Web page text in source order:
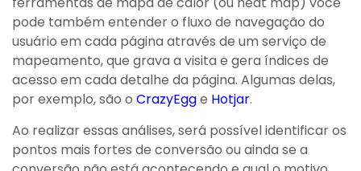
pode também entender o fluxo de navegação do
usuário em cada página através de um serviço de
mapeamento, que grava a visita e gera índices de
acesso em cada detalhe da página. Algumas delas,
por exemplo, são o CrazyEgge Hotjar.
Ao realizar essas análises, será possível identificar os
pontos mais fortes de conversão ou ainda se a